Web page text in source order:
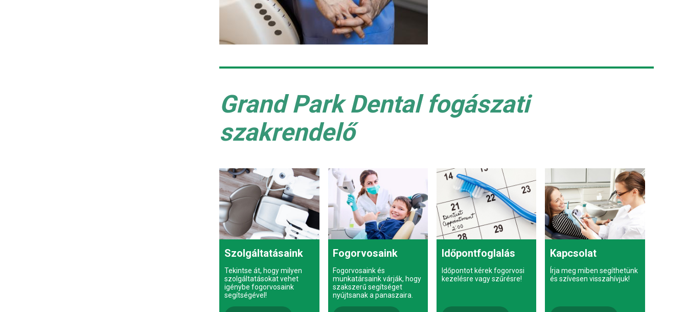
Grand Park Dental fogászati
szakrendelő
Szolgáltatásaink
Tekintse át, hogy milyen
szolgáltatásokat vehet
igénybe fogorvosaink
segítségével!
Fogorvosaink
Fogorvosaink és
munkatársaink várják, hogy
szakszerű segítséget
nyújtsanak a panaszaira.
Időpontfoglalás
Időpontot kérek fogorvosi
kezelésre vagy szűrésre!
Kapcsolat
Írja meg miben segíthetünk
és szívesen visszahívjuk!